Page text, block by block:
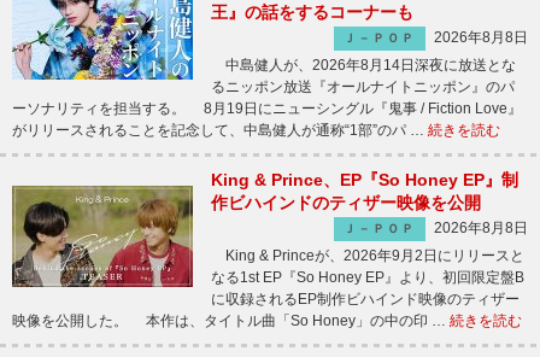
王』の話をするコーナーも
Ｊ－ＰＯＰ
2026年8月8日
中島健人が、2026年8月14日深夜に放送とな
るニッポン放送『オールナイトニッポン』のパ
ーソナリティを担当する。 8月19日にニューシングル『鬼事 / Fiction Love』
がリリースされることを記念して、中島健人が通称“1部”のパ … 続きを読む
King & Prince、EP『So Honey EP』制
作ビハインドのティザー映像を公開
Ｊ－ＰＯＰ
2026年8月8日
King & Princeが、2026年9月2日にリリースと
なる1st EP『So Honey EP』より、初回限定盤B
に収録されるEP制作ビハインド映像のティザー
映像を公開した。 本作は、タイトル曲「So Honey」の中の印 … 続きを読む